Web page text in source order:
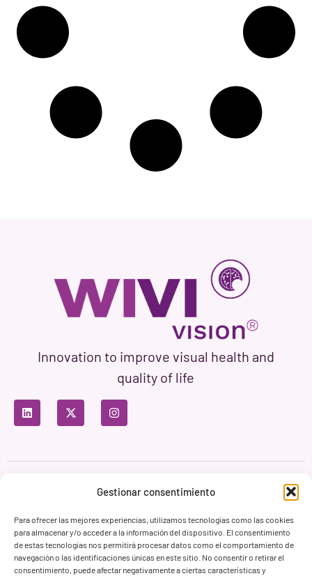
Gestionar consentimiento
Para ofrecer las mejores experiencias, utilizamos tecnologías como las cookies
para almacenar y/o acceder a la información del dispositivo. El consentimiento
de estas tecnologías nos permitirá procesar datos como el comportamiento de
navegación o las identificaciones únicas en este sitio. No consentir o retirar el
consentimiento, puede afectar negativamente a ciertas características y
Innovation to improve visual health and
quality of life
Privacy Policy Terms of Use
Cookie Policy